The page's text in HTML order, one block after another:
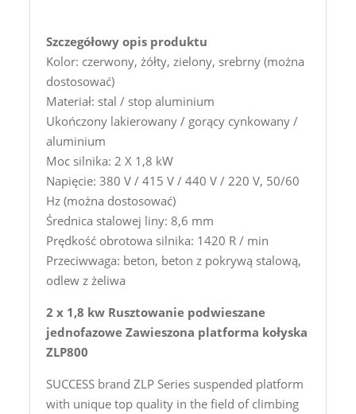
Szczegółowy opis produktu
Kolor: czerwony, żółty, zielony, srebrny (można
dostosować)
Materiał: stal / stop aluminium
Ukończony lakierowany / gorący cynkowany /
aluminium
Moc silnika: 2 X 1,8 kW
Napięcie: 380 V / 415 V / 440 V / 220 V, 50/60
Hz (można dostosować)
Średnica stalowej liny: 8,6 mm
Prędkość obrotowa silnika: 1420 R / min
Przeciwwaga: beton, beton z pokrywą stalową,
odlew z żeliwa
2 x 1,8 kw Rusztowanie podwieszane
jednofazowe Zawieszona platforma kołyska
ZLP800
SUCCESS brand ZLP Series suspended platform
with unique top quality in the field of climbing